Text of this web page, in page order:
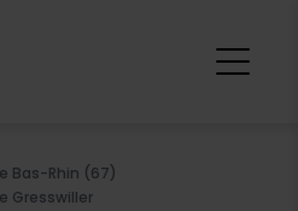
Bas-Rhin (67)
Gresswiller